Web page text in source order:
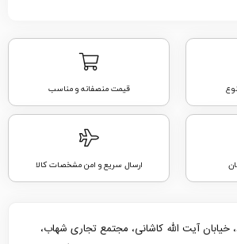
قیمت منصفانه و مناسب
ارسال سریع و امن مشخصات کالا
خیابان آیت الله کاشانی، مجتمع تجاری شهاب،